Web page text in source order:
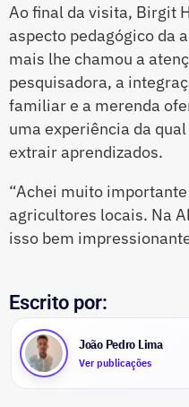
Ao final da visita, Birgit
aspecto pedagógico da
mais lhe chamou a
pesquisadora, a
familiar e a merenda
uma experiência da
extrair aprendizados.
“Achei muito
agricultores locais. Na
isso bem
Escrito por:
João Pedro Lima
Ver publicações